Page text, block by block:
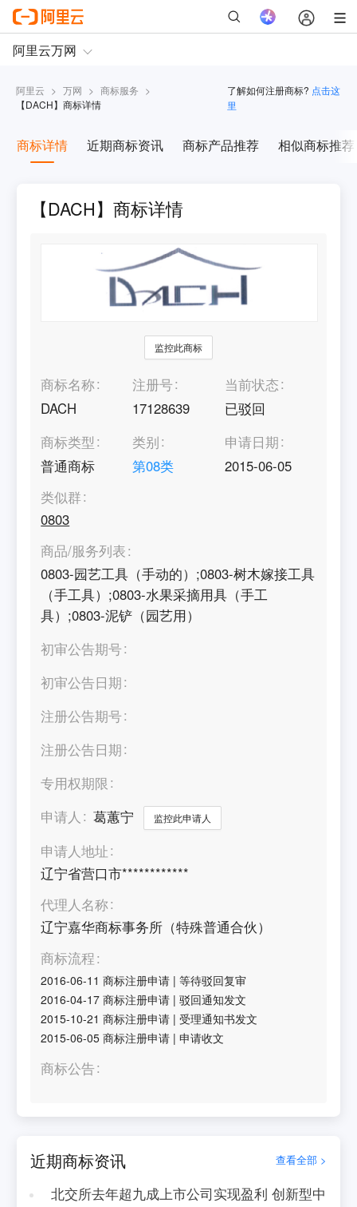
阿里云 > 万网 > 商标服务 >
【DACH】商标详情
了解如何注册商标? 点击这
里
商标详情 近期商标资讯 商标产品推荐 相似商标推荐
【DACH】商标详情
监控此商标
商标名称
DACH
注册号
17128639
当前状态
已驳回
商标类型
普通商标
类别
第08类
申请日期
2015-06-05
类似群
0803
商品/服务列表
0803-园艺工具（手动的）;0803-树木嫁接工具
（手工具）;0803-水果采摘用具（手工
具）;0803-泥铲（园艺用）
初审公告期号
初审公告日期
注册公告期号
注册公告日期
专用权期限
申请人
葛蕙宁 监控此申请人
申请人地址
辽宁省营口市************
代理人名称
辽宁嘉华商标事务所（特殊普通合伙）
商标流程
2016-06-11 商标注册申请 |等待驳回复审
2016-04-17 商标注册申请 |驳回通知发文
2015-10-21 商标注册申请 |受理通知书发文
2015-06-05 商标注册申请 |申请收文
商标公告
近期商标资讯 查看全部 >
北交所去年超九成上市公司实现盈利 创新型中